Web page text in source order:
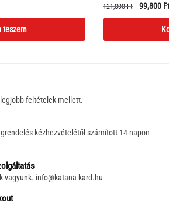
teszem
121,000Ft
Original
price
121,000
99,800 Ft
feltételek mellett.
kézhezvételétől számított 14 napon
vagyunk. info@katana-kard.hu